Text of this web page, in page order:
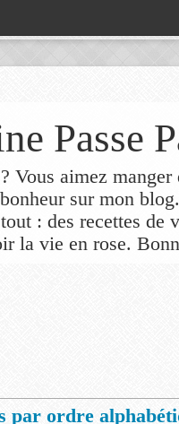
Passe
Vous aimez
sur mon
: des recettes de
la vie en rose.
par ordre